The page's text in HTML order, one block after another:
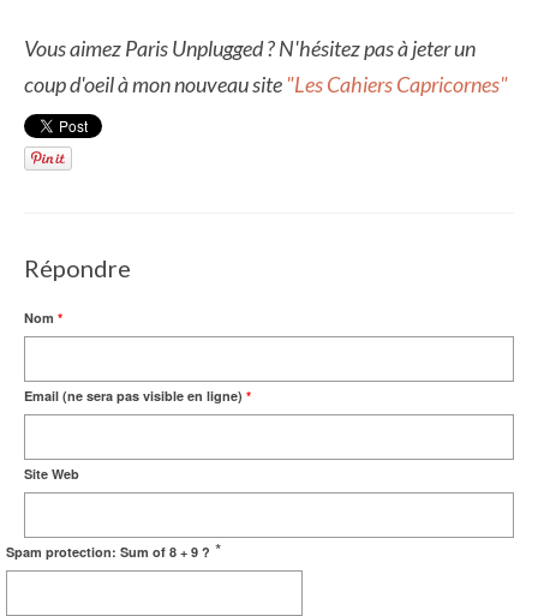
Vous aimez Paris Unplugged ? N'hésitez pas à jeter un
coup d'oeil à mon nouveau site "Les Cahiers Capricornes"
Répondre
Nom *
Email (ne sera pas visible en ligne) *
Site Web
Spam protection: Sum of 8 + 9 ? *